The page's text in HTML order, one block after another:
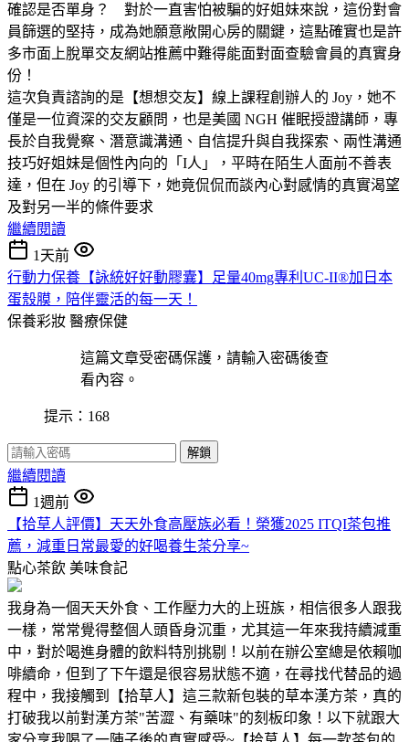
確認是否單身？ 對於一直害怕被騙的好姐妹來說，這份對會
員篩選的堅持，成為她願意敞開心房的關鍵，這點確實也是許
多市面上脫單交友網站推薦中難得能面對面查驗會員的真實身
份！
這次負責諮詢的是【想想交友】線上課程創辦人的 Joy，她不
僅是一位資深的交友顧問，也是美國 NGH 催眠授證講師，專
長於自我覺察、潛意識溝通、自信提升與自我探索、兩性溝通
技巧好姐妹是個性內向的「I人」，平時在陌生人面前不善表
達，但在 Joy 的引導下，她竟侃侃而談內心對感情的真實渴望
及對另一半的條件要求
繼續閱讀
1天前
行動力保養【詠統好好動膠囊】足量40mg專利UC-II®加日本
蛋殼膜，陪伴靈活的每一天！
保養彩妝 醫療保健
這篇文章受密碼保護，請輸入密碼後查
看內容。
提示：168
解鎖
繼續閱讀
1週前
【拾草人評價】天天外食高壓族必看！榮獲2025 ITQI茶包推
薦，減重日常最愛的好喝養生茶分享~
點心茶飲 美味食記
我身為一個天天外食、工作壓力大的上班族，相信很多人跟我
一樣，常常覺得整個人頭昏身沉重，尤其這一年來我持續減重
中，對於喝進身體的飲料特別挑剔！以前在辦公室總是依賴咖
啡續命，但到了下午還是很容易狀態不適，在尋找代替品的過
程中，我接觸到【拾草人】這三款新包裝的草本漢方茶，真的
打破我以前對漢方茶"苦澀、有藥味"的刻板印象！以下就跟大